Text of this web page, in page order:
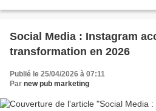
Social Media : Instagram
transformation en 2026
Publié le 25/04/2026 à 07:11
Par new pub marketing